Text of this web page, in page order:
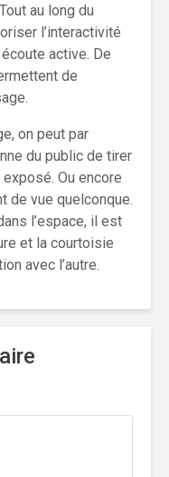
au long du
l’interactivité
active. De
de
on peut par
du public de tirer
Ou encore
de vue quelconque.
l’espace, il est
et la courtoisie
avec l’autre.